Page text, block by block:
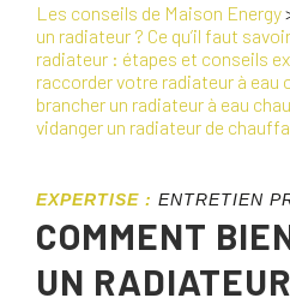
Les conseils de Maison Energy
un radiateur ? Ce qu’il faut savoir
radiateur : étapes et conseils
raccorder votre radiateur à eau
brancher un radiateur à eau
vidanger un radiateur de
EXPERTISE : ENTRETIEN
COMMENT
UN